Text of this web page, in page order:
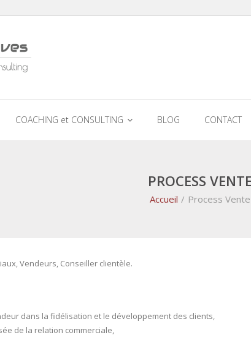
COACHING et CONSULTING BLOG CONTACT
PROCESS VENTE
Accueil / Process Vente
Vendeurs, Conseiller clientèle.
dans la fidélisation et le développement des clients,
de la relation commerciale,